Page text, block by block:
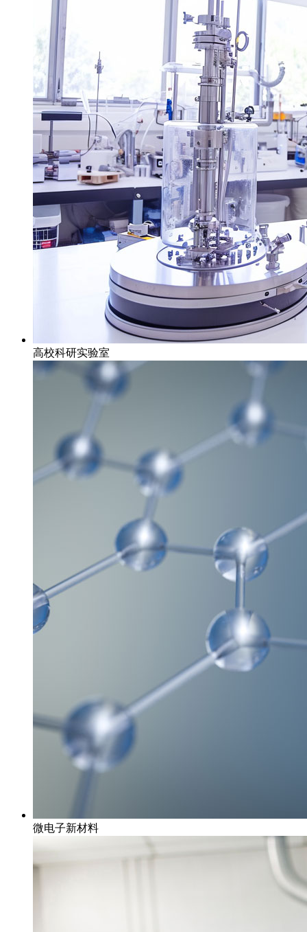
高校科研实验室
微电子新材料